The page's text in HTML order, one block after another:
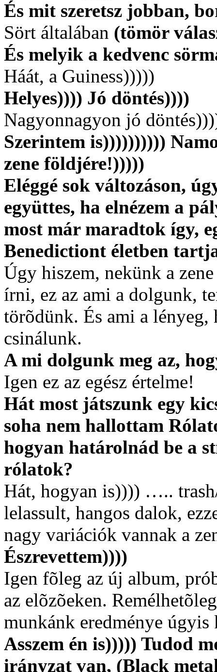
És mit szeretsz jobban,
Sört általában (tömör
És melyik a kedvenc
Háát, a Guiness)))))
Helyes)))) Jó döntés))))
Nagyonnagyon jó
Szerintem is))))))))))
zene földjére!)))))
Eléggé sok változáson,
együttes, ha elnézem a
most már maradtok így,
Benedictiont életben
Úgy hiszem, nekünk a
írni, ez az ami a dolgunk,
törõdünk. És ami a
csinálunk.
A mi dolgunk meg az,
Igen ez az egész értelme!
Hát most játszunk egy
soha nem hallottam
hogyan határolnád be a
rólatok?
Hát, hogyan is)))) …..
lelassult, hangos dalok,
nagy variációk vannak a
Észrevettem))))
Igen fõleg az új album,
az elõzõeken.
munkánk eredménye úgyis
Asszem én is))))) Tudod
irányzat van, (Black